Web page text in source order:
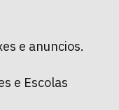
e anuncios.
e Escolas